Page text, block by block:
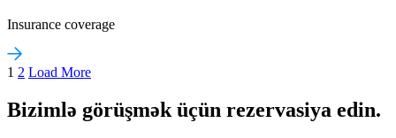
Insurance coverage
1 2 Load More
Bizimlə görüşmək üçün rezervasiya edin.